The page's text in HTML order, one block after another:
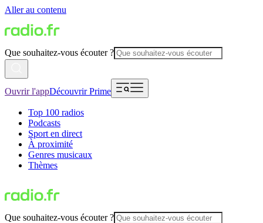
Aller au contenu
Que souhaitez-vous écouter ?
Ouvrir l'appDécouvrir Prime
Top 100 radios
Podcasts
Sport en direct
À proximité
Genres musicaux
Thèmes
Que souhaitez-vous écouter ?